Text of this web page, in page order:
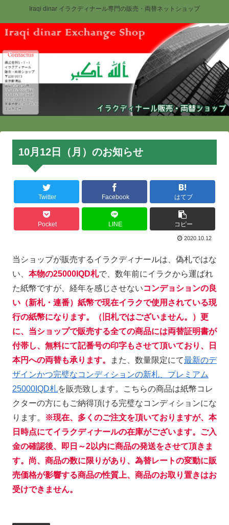
Iraqi dinar イラクディナール専門の販売・両替ネットショップ
10月12日（月）のお知らせ
Twitter Facebook はてブ
Pocket LINE コピー
2020.10.12
当ショップが販売するイラクディナールは、偽札ではな
い、 本物の25000IQD札で、数年前にイラクから運ばれ
た紙幣ですが、経年を感じさせないコンデョションの良
い（新札・連番）紙幣で現在イラクで使用されている現
行の紙幣になります。（旧札ではございません。）更
に、当ショップで販売する全ての商品には両替証明書が
付帯し、無料にて記番号の印字もさせて頂いており、日
本円への両替も承ります。 また、数量限定にて最新のデ
ザインかつ完璧なコンディションの新札、プレミアム
25000IQD札を販売致します。こちらの商品は紙幣コレ
クターの方にもご納得頂ける完璧なコンディションにな
ります。
※現在、多くのご注文を頂いておりますが、本
日時点にてイラクディナールの在庫がございます。ご入
金の確認後、即日～2以内に商品の発送をさせて頂きま
す。尚、商品の数に限りがあり、為替レートの変動に販
売価格が影響する商品の性質上、商品のお取り置きはお
受けできません。